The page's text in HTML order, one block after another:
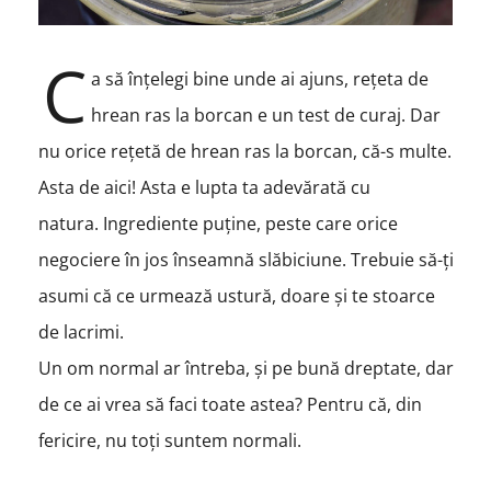
C a să înțelegi bine unde ai ajuns, rețeta de
hrean ras la borcan e un test de curaj. Dar
nu orice rețetă de hrean ras la borcan, că-s multe.
Asta de aici! Asta e lupta ta adevărată cu
natura. Ingrediente puține, peste care orice
negociere în jos înseamnă slăbiciune. Trebuie să-ți
asumi că ce urmează ustură, doare și te stoarce
de lacrimi.
Un om normal ar întreba, și pe bună dreptate, dar
de ce ai vrea să faci toate astea? Pentru că, din
fericire, nu toți suntem normali.